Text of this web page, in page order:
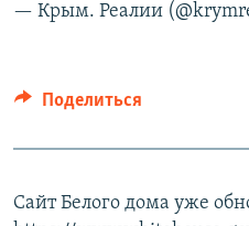
— Крым. Реалии
Поделиться
Сайт Белого дома уже